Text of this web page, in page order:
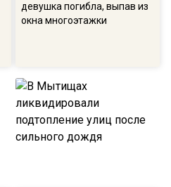
девушка погибла, выпав из
окна многоэтажки